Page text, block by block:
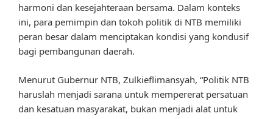
harmoni dan kesejahteraan bersama. Dalam konteks
ini, para pemimpin dan tokoh politik di NTB memiliki
peran besar dalam menciptakan kondisi yang kondusif
bagi pembangunan daerah.
Menurut Gubernur NTB, Zulkieflimansyah, “Politik NTB
haruslah menjadi sarana untuk mempererat persatuan
dan kesatuan masyarakat, bukan menjadi alat untuk